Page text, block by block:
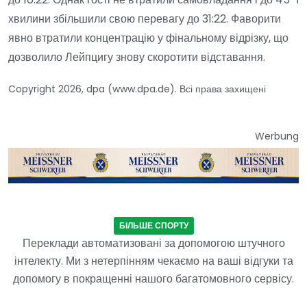
хвилини збільшили свою перевагу до 31:22. Фаворити
явно втратили концентрацію у фінальному відрізку, що
дозволило Лейпцигу знову скоротити відставання.
Copyright 2026, dpa (www.dpa.de). Всі права захищені
Werbung
БІЛЬШЕ СПОРТУ
Переклади автоматизовані за допомогою штучного
інтелекту. Ми з нетерпінням чекаємо на ваші відгуки та
допомогу в покращенні нашого багатомовного сервісу.